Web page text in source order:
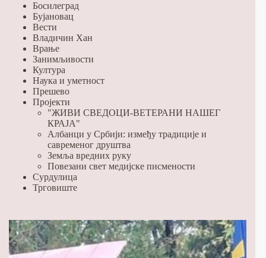
Босилеград
Бујановац
Вести
Владичин Хан
Врање
Занимљивости
Култура
Наука и уметност
Прешево
Пројекти
"ЖИВИ СВЕДОЦИ-ВЕТЕРАНИ НАШЕГ
КРАЈА"
Албанци у Србији: између традиције и
савременог друштва
Земља вредних руку
Повезани свет медијске писмености
Сурдулица
Трговиште